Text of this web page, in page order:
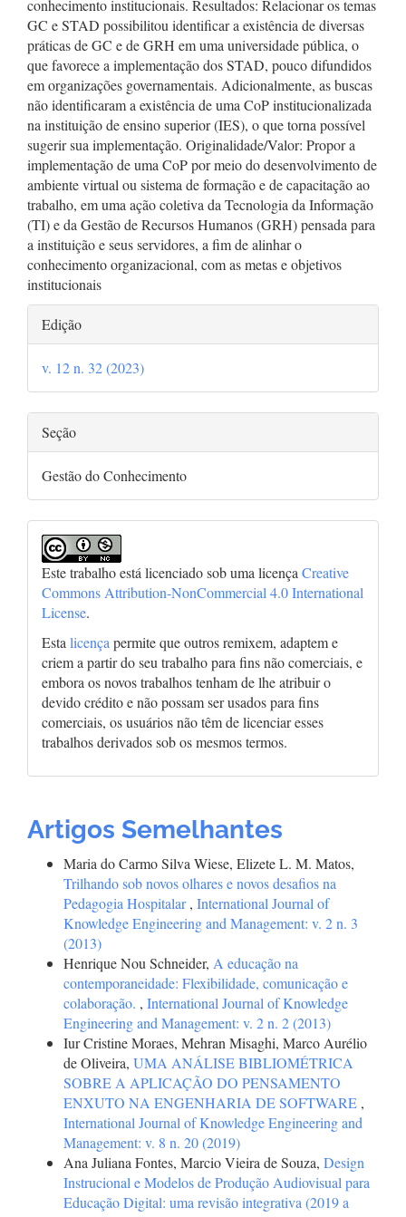
conhecimento institucionais. Resultados: Relacionar os temas
GC e STAD possibilitou identificar a existência de diversas
práticas de GC e de GRH em uma universidade pública, o
que favorece a implementação dos STAD, pouco difundidos
em organizações governamentais. Adicionalmente, as buscas
não identificaram a existência de uma CoP institucionalizada
na instituição de ensino superior (IES), o que torna possível
sugerir sua implementação. Originalidade/Valor: Propor a
implementação de uma CoP por meio do desenvolvimento de
ambiente virtual ou sistema de formação e de capacitação ao
trabalho, em uma ação coletiva da Tecnologia da Informação
(TI) e da Gestão de Recursos Humanos (GRH) pensada para
a instituição e seus servidores, a fim de alinhar o
conhecimento organizacional, com as metas e objetivos
institucionais
Detalhes
do
artigo
Edição
v. 12 n. 32 (2023)
Seção
Gestão do Conhecimento
Este trabalho está licenciado sob uma licença Creative
Commons Attribution-NonCommercial 4.0 International
License.
Esta licença permite que outros remixem, adaptem e
criem a partir do seu trabalho para fins não comerciais, e
embora os novos trabalhos tenham de lhe atribuir o
devido crédito e não possam ser usados para fins
comerciais, os usuários não têm de licenciar esses
trabalhos derivados sob os mesmos termos.
Artigos Semelhantes
Maria do Carmo Silva Wiese, Elizete L. M. Matos,
Trilhando sob novos olhares e novos desafios na
Pedagogia Hospitalar, International Journal of
Knowledge Engineering and Management: v. 2 n. 3
(2013)
Henrique Nou Schneider, A educação na
contemporaneidade: Flexibilidade, comunicação e
colaboração. , International Journal of Knowledge
Engineering and Management: v. 2 n. 2 (2013)
Iur Cristine Moraes, Mehran Misaghi, Marco Aurélio
de Oliveira, UMA ANÁLISE BIBLIOMÉTRICA
SOBRE A APLICAÇÃO DO PENSAMENTO
ENXUTO NA ENGENHARIA DE SOFTWARE ,
International Journal of Knowledge Engineering and
Management: v. 8 n. 20 (2019)
Ana Juliana Fontes, Marcio Vieira de Souza, Design
Instrucional e Modelos de Produção Audiovisual para
Educação Digital: uma revisão integrativa (2019 a